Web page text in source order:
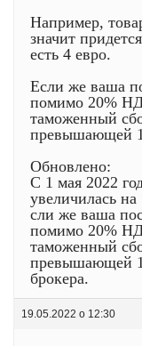
Например,
значит
есть 4 евро.
Если же ваша
помимо 20%
таможенный
превышающей
Обновлено:
С 1 мая 2022
увеличилась на
сли же ваша
помимо 20%
таможенный
превышающей
брокера.
19.05.2022 о 12:30